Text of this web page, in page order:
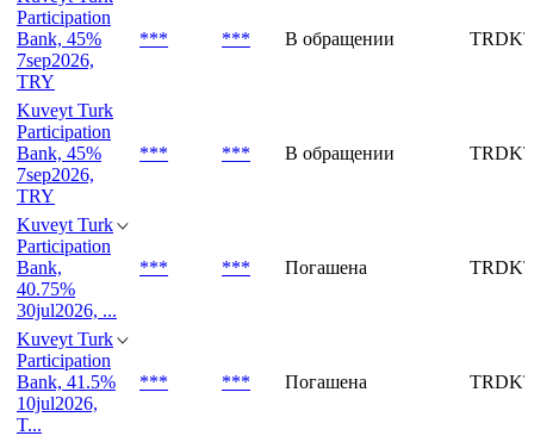
Participation
Bank, 45%
7sep2026,
TRY
*** *** В обращении
Kuveyt Turk
Participation
Bank, 45%
7sep2026,
TRY
*** *** В обращении
Kuveyt Turk
Participation
Bank,
40.75%
30jul2026, ...
*** *** Погашена
Kuveyt Turk
Participation
Bank, 41.5%
10jul2026,
T...
*** *** Погашена